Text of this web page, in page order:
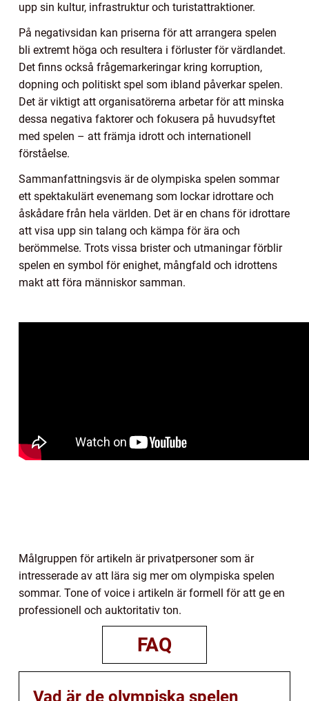
upp sin kultur, infrastruktur och turistattraktioner.
På negativsidan kan priserna för att arrangera spelen
bli extremt höga och resultera i förluster för värdlandet.
Det finns också frågemarkeringar kring korruption,
dopning och politiskt spel som ibland påverkar spelen.
Det är viktigt att organisatörerna arbetar för att minska
dessa negativa faktorer och fokusera på huvudsyftet
med spelen – att främja idrott och internationell
förståelse.
Sammanfattningsvis är de olympiska spelen sommar
ett spektakulärt evenemang som lockar idrottare och
åskådare från hela världen. Det är en chans för idrottare
att visa upp sin talang och kämpa för ära och
berömmelse. Trots vissa brister och utmaningar förblir
spelen en symbol för enighet, mångfald och idrottens
makt att föra människor samman.
Målgruppen för artikeln är privatpersoner som är
intresserade av att lära sig mer om olympiska spelen
sommar. Tone of voice i artikeln är formell för att ge en
professionell och auktoritativ ton.
FAQ
Vad är de olympiska spelen